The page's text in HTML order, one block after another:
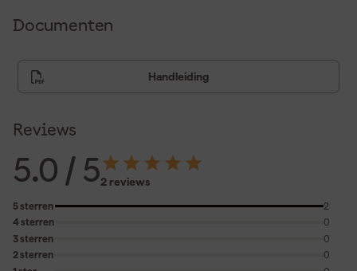
Documenten
Handleiding
Reviews
5.0 / 52 reviews
5 sterren
2
4 sterren
0
3 sterren
0
2 sterren
0